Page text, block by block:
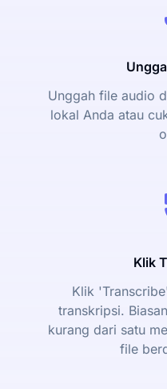
Unggah file audio
lokal Anda atau
Klik
Klik
transkripsi.
kurang dari satu
file